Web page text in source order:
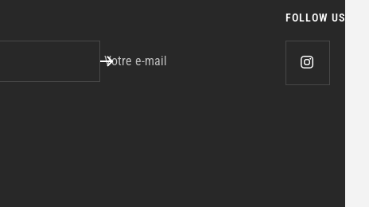
Votre e-mail
FOLLOW US